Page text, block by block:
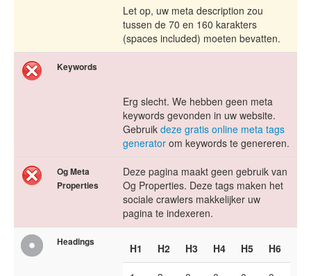
Let op, uw meta description zou
tussen de 70 en 160 karakters
(spaces included) moeten bevatten.
Keywords
Erg slecht. We hebben geen meta
keywords gevonden in uw website.
Gebruik deze gratis online meta tags
generator om keywords te genereren.
Og Meta
Properties
Deze pagina maakt geen gebruik van
Og Properties. Deze tags maken het
sociale crawlers makkelijker uw
pagina te indexeren.
Headings H1 H2 H3 H4 H5 H6